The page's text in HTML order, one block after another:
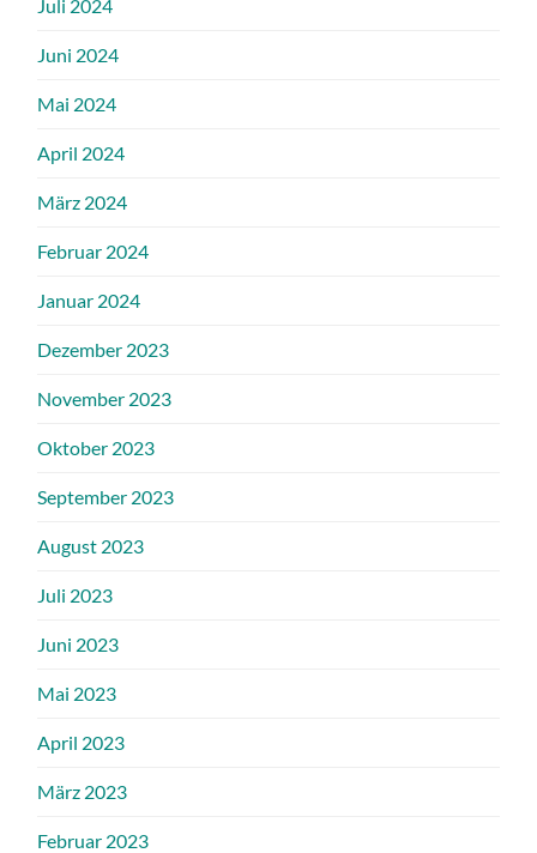
Juli 2024
Juni 2024
Mai 2024
April 2024
März 2024
Februar 2024
Januar 2024
Dezember 2023
November 2023
Oktober 2023
September 2023
August 2023
Juli 2023
Juni 2023
Mai 2023
April 2023
März 2023
Februar 2023